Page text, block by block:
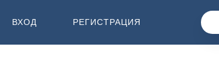
ВХОД РЕГИСТРАЦИЯ